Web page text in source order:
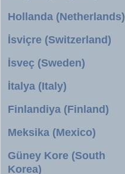
Hollanda (Netherlands)
İsviçre (Switzerland)
İsveç (Sweden)
İtalya (Italy)
Finlandiya (Finland)
Meksika (Mexico)
Güney Kore (South
Korea)